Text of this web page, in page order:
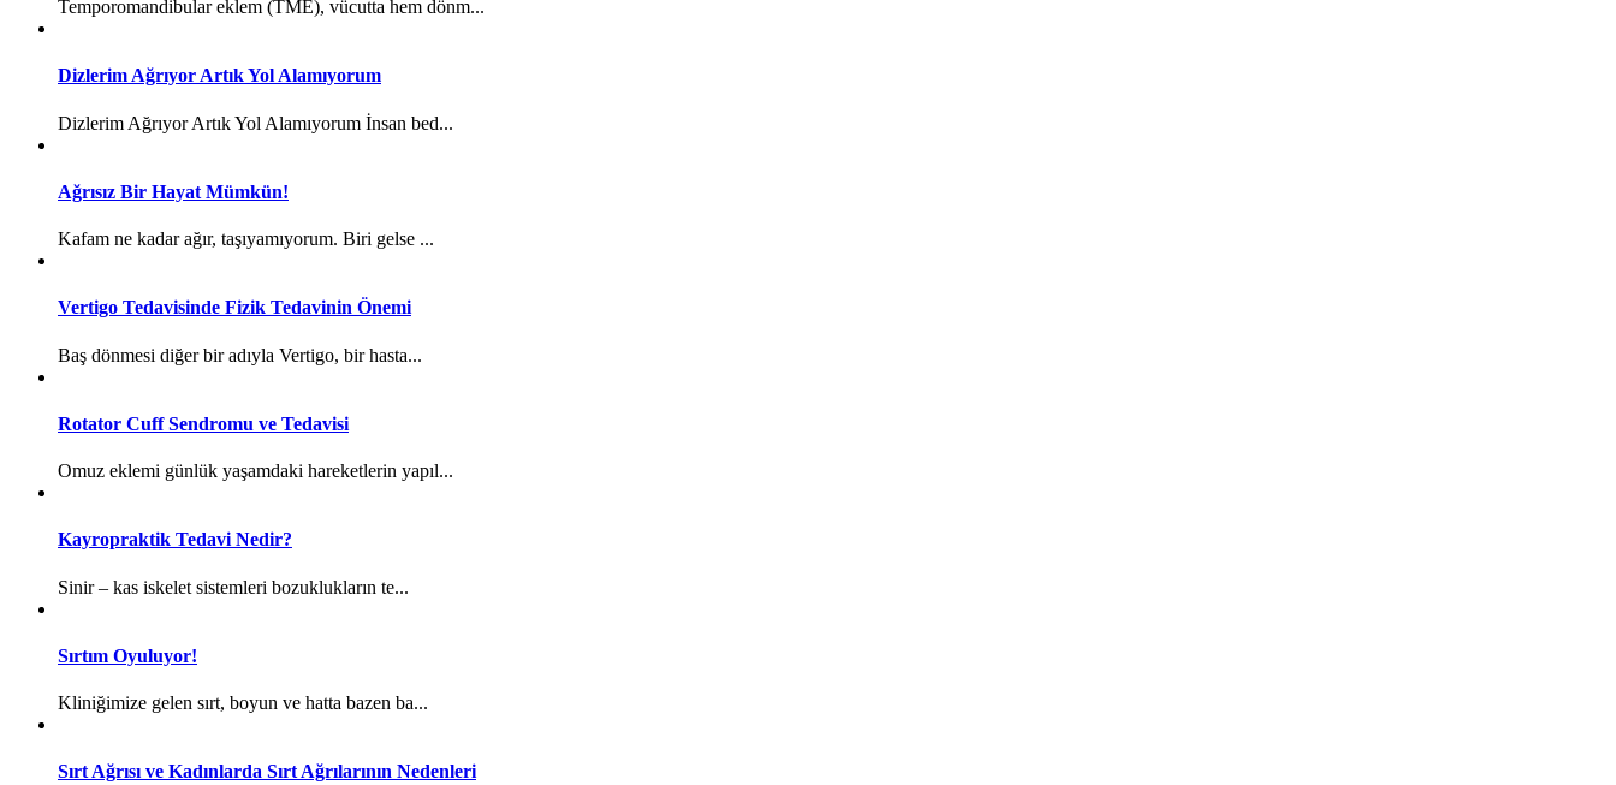
Temporomandibular eklem (TME), vücutta hem dönm...
Dizlerim Ağrıyor Artık Yol Alamıyorum
Dizlerim Ağrıyor Artık Yol Alamıyorum İnsan bed...
Ağrısız Bir Hayat Mümkün!
Kafam ne kadar ağır, taşıyamıyorum. Biri gelse ...
Vertigo Tedavisinde Fizik Tedavinin Önemi
Baş dönmesi diğer bir adıyla Vertigo, bir hasta...
Rotator Cuff Sendromu ve Tedavisi
Omuz eklemi günlük yaşamdaki hareketlerin yapıl...
Kayropraktik Tedavi Nedir?
Sinir – kas iskelet sistemleri bozuklukların te...
Sırtım Oyuluyor!
Kliniğimize gelen sırt, boyun ve hatta bazen ba...
Sırt Ağrısı ve Kadınlarda Sırt Ağrılarının Nedenleri